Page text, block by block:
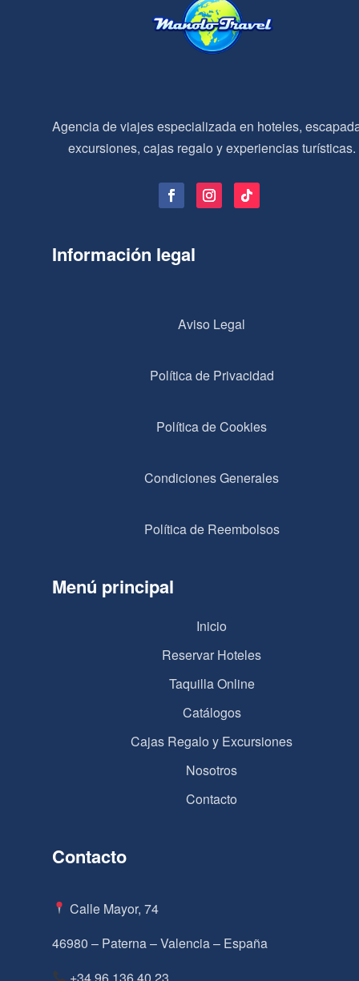
Agencia de viajes especializada en hoteles,
excursiones, cajas regalo y experiencias turísticas.
Información legal
Aviso Legal
Política de Privacidad
Política de Cookies
Condiciones Generales
Política de Reembolsos
Menú principal
Inicio
Reservar Hoteles
Taquilla Online
Catálogos
Cajas Regalo y Excursiones
Nosotros
Contacto
Contacto
Calle Mayor, 74
46980 – Paterna – Valencia – España
+34 96 136 40 23